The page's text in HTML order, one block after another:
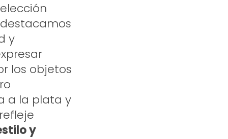
y
los objetos
a la plata y
y